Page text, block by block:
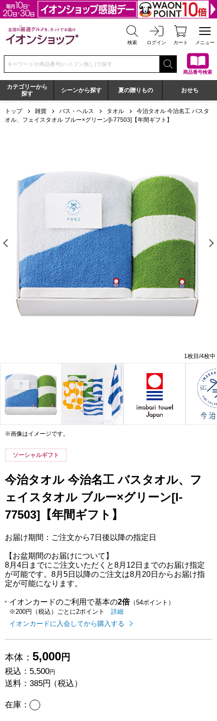
全国の厳選グルメを、ネットでお届け イオンショップ
検索 ログイン カート メニュー
検索キーワードまたは商品番号を入力してください
商品番号検索
カテゴリーから
探す
シーンから探す 夏の贈りもの おせち
トップ 雑貨 バス・ヘルス タオル
今治タオル 今治名工 バスタ
オル、フェイスタオル ブルー×グリーン[I-77503]【年間ギフト】
前の画像を表示する
1枚目/4枚中
※画像はイメージです。
ソーシャルギフト
今治タオル 今治名工 バスタオル、フ
ェイスタオル ブルー×グリーン[I-
77503]【年間ギフト】
お届け期間：ご注文から7日後以降の指定日
【お盆期間のお届けについて】
8月4日までにご注文いただくと8月12日までのお届け指定
が可能です。8月5日以降のご注文は8月20日からお届け指
定が可能になります。
イオンカードのご利用で基本の2倍（54ポイント）
※200円（税込）ごとに2ポイント
イオンカードのご利用でたまるポイ
詳細
イオンカードに入会してから購入する
本体： 5,000円
税込： 5,500円
送料： 385円（税込）
在庫： あり